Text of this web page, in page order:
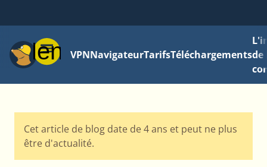
MenuVPNNavigateurTarifsTéléchargementsde
Cet article de blog date de 4 ans et peut ne plus
être d'actualité.